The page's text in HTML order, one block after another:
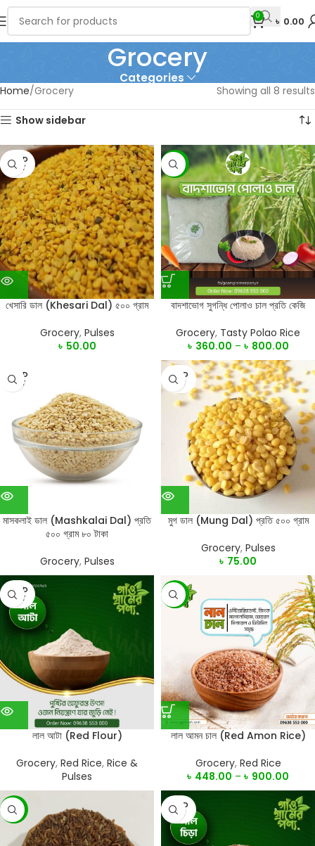
0 ৳ 0.00
Grocery
Categories
Home Grocery Showing all 8 results
Show sidebar
SOLD
OUT
খেসারি ডাল (Khesari Dal) ৫০০ গ্রাম
Grocery, Pulses
৳ 50.00
-16%
বাদশাভোগ সুগন্ধি পোলাও চাল প্রতি কেজি
Grocery, Tasty Polao Rice
৳ 360.00 – ৳ 800.00
SOLD
OUT
মাসকলাই ডাল (Mashkalai Dal) প্রতি
৫০০ গ্রাম ৮০ টাকা
Grocery, Pulses
SOLD
OUT
মুগ ডাল (Mung Dal) প্রতি ৫০০ গ্রাম
Grocery, Pulses
৳ 75.00
SOLD
OUT
লাল আটা (Red Flour)
Grocery, Red Rice, Rice &
Pulses
SALE
লাল আমন চাল (Red Amon Rice)
Grocery, Red Rice
৳ 448.00 – ৳ 900.00
-1%
SOLD
OUT